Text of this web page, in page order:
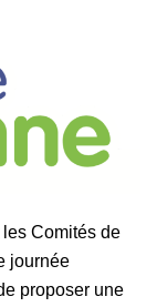
Comités de
journée
proposer une